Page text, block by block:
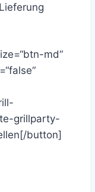
md“
grillparty-
button]